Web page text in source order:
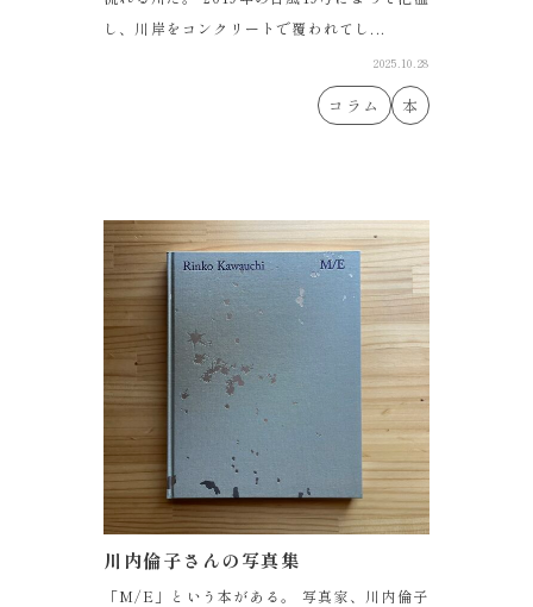
し、川岸をコンクリートで覆われてし...
2025.10.28
コラム 本
川内倫子さんの写真集
「M/E」という本がある。 写真家、川内倫子